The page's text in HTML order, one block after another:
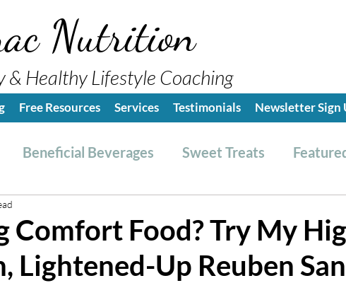
Nutrition
& Healthy Lifestyle Coaching
Free Resources Services Testimonials Newsletter Sign
Beneficial Beverages Sweet Treats
& Dressings
Healthy Lifestyle Tips Grocery Hauls
Comfort Food? Try My
Lightened-Up Reuben